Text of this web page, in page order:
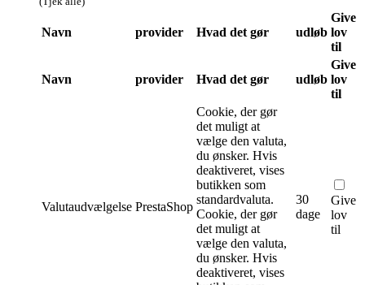
Navn provider Hvad det gør udløb
Give
lov
til
Navn provider Hvad det gør udløb
Give
lov
til
Valutaudvælgelse PrestaShop
Cookie, der gør
det muligt at
vælge den valuta,
du ønsker. Hvis
deaktiveret, vises
butikken som
standardvaluta.
Cookie, der gør
det muligt at
vælge den valuta,
du ønsker. Hvis
deaktiveret, vises
30
dage
Give
lov
til